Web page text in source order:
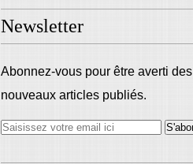
Newsletter
Abonnez-vous pour être averti des
nouveaux articles publiés.